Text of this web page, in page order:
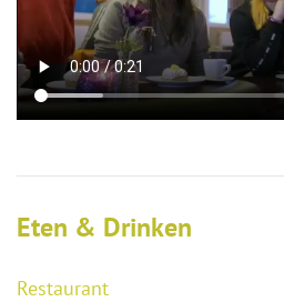
Eten & Drinken
Restaurant